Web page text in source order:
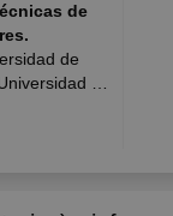
de
de
de